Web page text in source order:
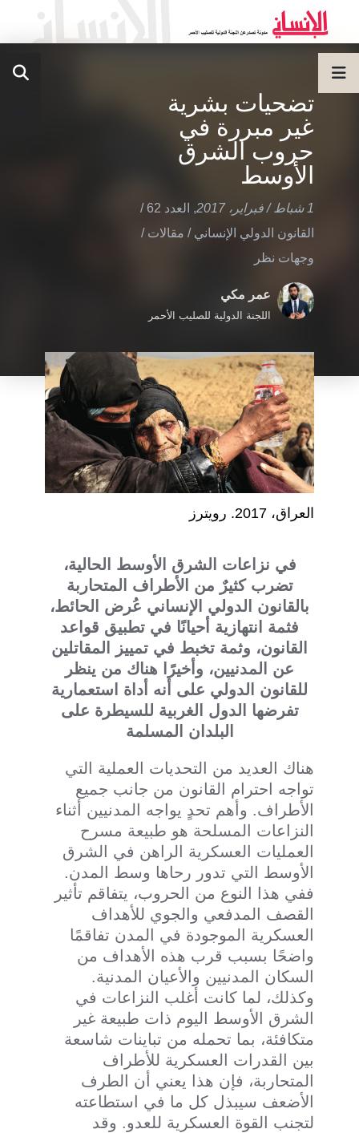
تضحيات بشرية
غير مبررة في
حروب الشرق
الأوسط
1 شباط / فبراير، 2017 , العدد 62
/
القانون الدولي الإنساني / مقالات /
وجهات نظر
عمر مكي
اللجنة الدولية للصليب الأحمر
العراق، 2017. رويترز
في نزاعات الشرق الأوسط الحالية،
تضرب كثيرٌ من الأطراف المتحاربة
بالقانون الدولي الإنساني عُرض الحائط،
فثمة انتهازية أحيانًا في تطبيق قواعد
القانون، وثمة تخبط في تمييز المقاتلين
عن المدنيين، وأخيرًا هناك من ينظر
للقانون الدولي على أنه أداة استعمارية
تفرضها الدول الغربية للسيطرة على
البلدان المسلمة
هناك العديد من التحديات العملية التي
تواجه احترام القانون من جانب جميع
الأطراف. وأهم تحدٍ يواجه المدنيين أثناء
النزاعات المسلحة هو طبيعة مسرح
العمليات العسكرية الراهن في الشرق
الأوسط التي تدور رحاها وسط المدن.
ففي هذا النوع من الحروب، يتفاقم تأثير
القصف المدفعي والجوي للأهداف
العسكرية الموجودة في المدن تفاقمًا
واضحًا بسبب قرب هذه الأهداف من
السكان المدنيين والأعيان المدنية.
وكذلك، لما كانت أغلب النزاعات في
الشرق الأوسط اليوم ذات طبيعة غير
متكافئة، بما تحمله من تباينات شاسعة
بين القدرات العسكرية للأطراف
المتحاربة، فإن هذا يعني أن الطرف
الأضعف سيبذل كل ما في استطاعته
لتجنب القوة العسكرية للعدو. وقد